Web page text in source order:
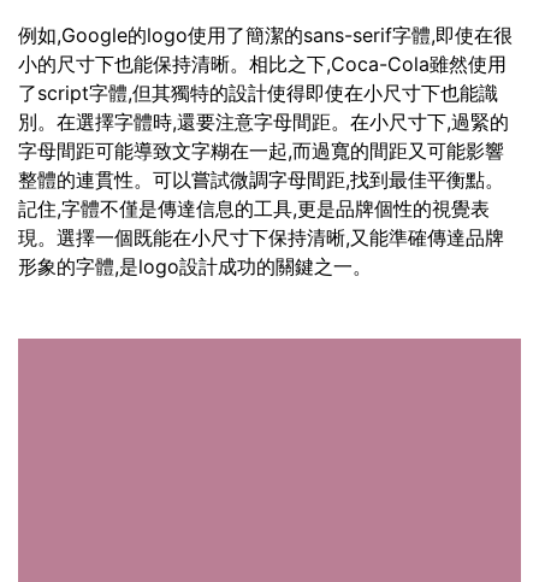
例如,Google的logo使用了簡潔的sans-serif字體,即使在很
小的尺寸下也能保持清晰。相比之下,Coca-Cola雖然使用
了script字體,但其獨特的設計使得即使在小尺寸下也能識
別。在選擇字體時,還要注意字母間距。在小尺寸下,過緊的
字母間距可能導致文字糊在一起,而過寬的間距又可能影響
整體的連貫性。可以嘗試微調字母間距,找到最佳平衡點。
記住,字體不僅是傳達信息的工具,更是品牌個性的視覺表
現。選擇一個既能在小尺寸下保持清晰,又能準確傳達品牌
形象的字體,是logo設計成功的關鍵之一。